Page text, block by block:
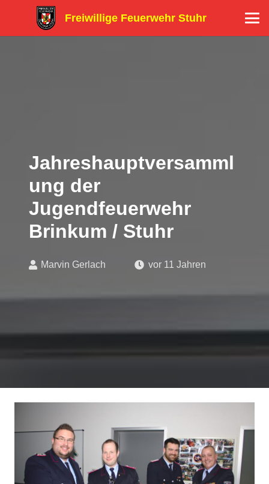
Freiwillige Feuerwehr Stuhr
Jahreshauptversamml
ung der
Jugendfeuerwehr
Brinkum / Stuhr
Marvin Gerlach vor 11 Jahren